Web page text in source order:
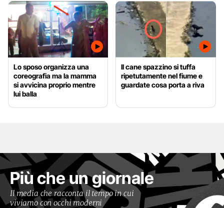
Lo sposo organizza una
coreografia ma la mamma
si avvicina proprio mentre
lui balla
Il cane spazzino si tuffa
ripetutamente nel fiume e
guardate cosa porta a riva
Più che un giornale
Il media che racconta il tempo in cui
viviamo con occhi moderni